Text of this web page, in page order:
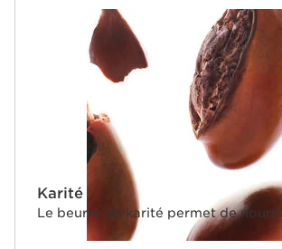
Karité
Le beurre de karité permet de